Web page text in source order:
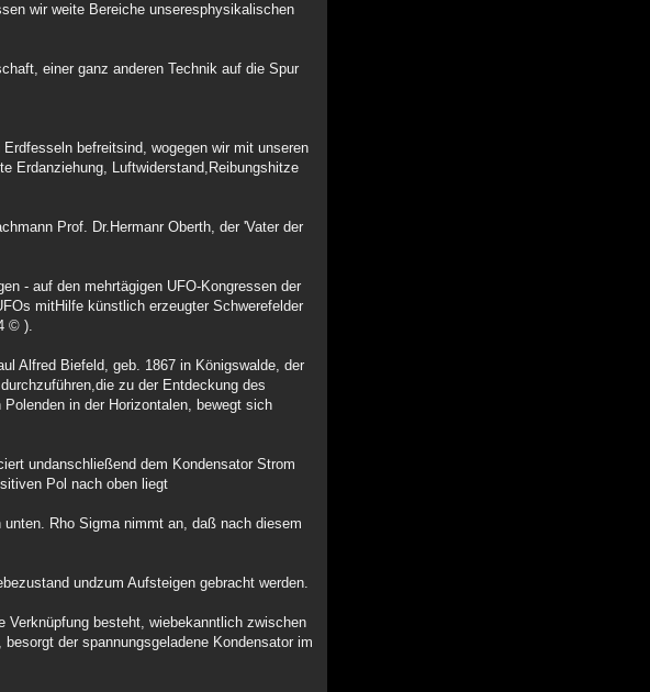
wir weite Bereiche unseresphysikalischen
einer ganz anderen Technik auf die Spur
befreitsind, wogegen wir mit unseren
Erdanziehung, Luftwiderstand,Reibungshitze
Prof. Dr.Hermanr Oberth, der 'Vater der
- auf den mehrtägigen UFO-Kongressen der
mitHilfe künstlich erzeugter Schwerefelder
© ).
Alfred Biefeld, geb. 1867 in Königswalde, der
zu der Entdeckung des
in der Horizontalen, bewegt sich
undanschließend dem Kondensator Strom
Pol nach oben liegt
Rho Sigma nimmt an, daß nach diesem
undzum Aufsteigen gebracht werden.
Verknüpfung besteht, wiebekanntlich zwischen
der spannungsgeladene Kondensator im